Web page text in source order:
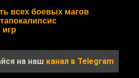
всех боевых магов
игр
на наш канал в Telegram